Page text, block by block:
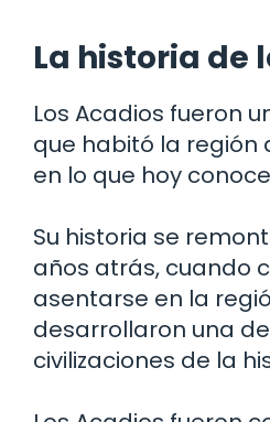
La historia de
Los Acadios fueron
que habitó la región
en lo que hoy
Su historia se
años atrás, cuando
asentarse en la
desarrollaron una
civilizaciones de la